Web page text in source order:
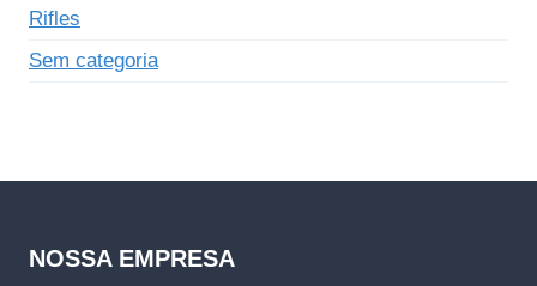
Rifles
Sem categoria
NOSSA EMPRESA